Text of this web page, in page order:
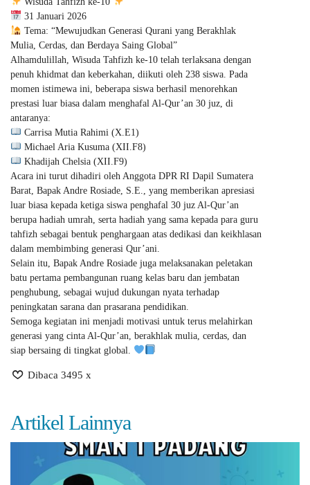
31 Januari 2026
Tema: “Mewujudkan Generasi Qurani yang Berakhlak
Mulia, Cerdas, dan Berdaya Saing Global”
Alhamdulillah, Wisuda Tahfizh ke-10 telah terlaksana dengan
penuh khidmat dan keberkahan, diikuti oleh 238 siswa. Pada
momen istimewa ini, beberapa siswa berhasil menorehkan
prestasi luar biasa dalam menghafal Al-Qur’an 30 juz, di
antaranya:
Carrisa Mutia Rahimi (X.E1)
Michael Aria Kusuma (XII.F8)
Khadijah Chelsia (XII.F9)
Acara ini turut dihadiri oleh Anggota DPR RI Dapil Sumatera
Barat, Bapak Andre Rosiade, S.E., yang memberikan apresiasi
luar biasa kepada ketiga siswa penghafal 30 juz Al-Qur’an
berupa hadiah umrah, serta hadiah yang sama kepada para guru
tahfizh sebagai bentuk penghargaan atas dedikasi dan keikhlasan
dalam membimbing generasi Qur’ani.
Selain itu, Bapak Andre Rosiade juga melaksanakan peletakan
batu pertama pembangunan ruang kelas baru dan jembatan
penghubung, sebagai wujud dukungan nyata terhadap
peningkatan sarana dan prasarana pendidikan.
Semoga kegiatan ini menjadi motivasi untuk terus melahirkan
generasi yang cinta Al-Qur’an, berakhlak mulia, cerdas, dan
siap bersaing di tingkat global.
Dibaca 3495 x
Artikel Lainnya